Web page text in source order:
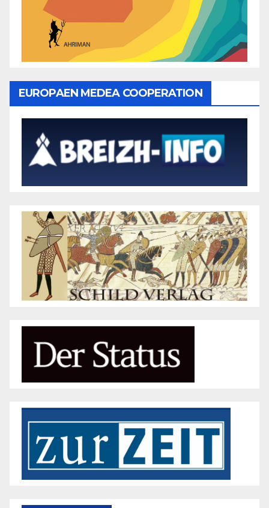
EUROPAEN MEDEA COOPERATION